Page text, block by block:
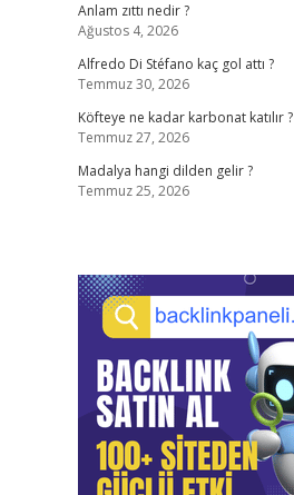
Anlam zıttı nedir ?
Ağustos 4, 2026
Alfredo Di Stéfano kaç gol attı ?
Temmuz 30, 2026
Köfteye ne kadar karbonat katılır ?
Temmuz 27, 2026
Madalya hangi dilden gelir ?
Temmuz 25, 2026